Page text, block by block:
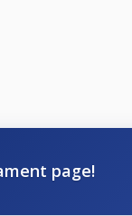
de
prestatiesport/
support/
page!